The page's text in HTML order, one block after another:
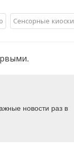
Сенсорные киоски
новости раз в